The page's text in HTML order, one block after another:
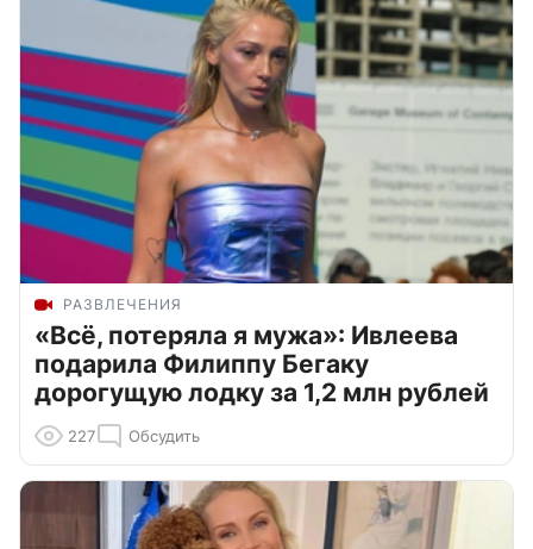
РАЗВЛЕЧЕНИЯ
«Всё, потеряла я мужа»: Ивлеева
подарила Филиппу Бегаку
дорогущую лодку за 1,2 млн рублей
227 Обсудить